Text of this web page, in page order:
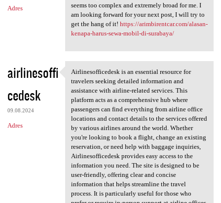
Adres
seems too complex and extremely broad for me. I
am looking forward for your next post, I will try to
get the hang of it! https://arimbirentcar.com/alasan-
kenapa-harus-sewa-mobil-di-surabaya/
airlinesoffi
cedesk
09.08.2024
Adres
Airlinesofficedesk is an
Airlinesofficedesk is an essential resource for
travelers seeking detailed information and
assistance with airline-related services. This
platform acts as a comprehensive hub where
passengers can find everything from airline office
locations and contact details to the services offered
by various airlines around the world. Whether
you're looking to book a flight, change an existing
reservation, or need help with baggage inquiries,
Airlinesofficedesk provides easy access to the
information you need. The site is designed to be
user-friendly, offering clear and concise
information that helps streamline the travel
process. It is particularly useful for those who